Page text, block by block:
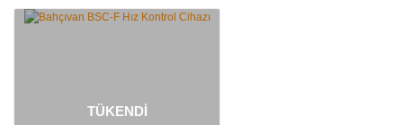
TÜKENDİ